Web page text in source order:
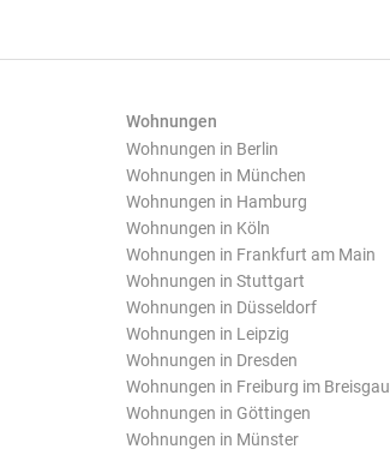
Wohnungen
Wohnungen in Berlin
Wohnungen in München
Wohnungen in Hamburg
Wohnungen in Köln
Wohnungen in Frankfurt am Main
Wohnungen in Stuttgart
Wohnungen in Düsseldorf
Wohnungen in Leipzig
Wohnungen in Dresden
Wohnungen in Freiburg im Breisgau
Wohnungen in Göttingen
Wohnungen in Münster